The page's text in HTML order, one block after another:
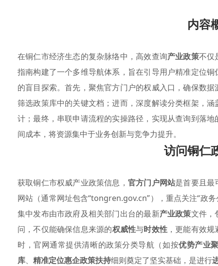
内容
在铜仁市经济生态的复杂脉络中，高效查询产业政策不仅
指南构建了一个多维导航体系，旨在引导用户精准定位铜
的盲目探索。首先，聚焦官方门户的权威入口，确保数
筛选政策库中的关键文档；进而，深度解读分类框架，涵
计；最终，串联申请流程的实操路径，实现从查询到落
间成本，将资源集中于业务创新与竞争力提升。
访问铜仁
获取铜仁市权威产业政策信息， 官方门户网站是首要且最
网站（通常网址包含“tongren.gov.cn”），重点关注“政
集中发布由市政府及相关部门出台的最新产业政策文件，
问，不仅能确保信息来源的权威性与时效性，更能有效规
时，官网通常提供清晰的政策分类导航（如按优势产业
库、 精准定位惠企政策扶持细则奠定了坚实基础，是进行